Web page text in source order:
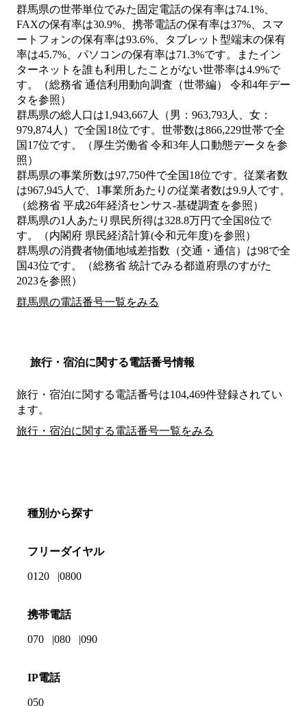
群馬県の世帯単位でみた固定電話の保有率は74.1%、
FAXの保有率は30.9%、携帯電話の保有率は37%、スマ
ートフォンの保有率は93.6%、タブレット型端末の保有
率は45.7%、パソコンの保有率は71.3%です。またイン
ターネットを誰も利用したことがない世帯率は4.9%で
す。（総務省 通信利用動向調査（世帯編） 令和4年デー
タを参照）
群馬県の総人口は1,943,667人（男：963,793人、女：
979,874人）で全国18位です。世帯数は866,229世帯で全
国17位です。（厚生労働省 令和3年人口動態データを参
照）
群馬県の事業所数は97,750件で全国18位です。従業者数
は967,945人で、1事業所あたりの従業者数は9.9人です。
（総務省 平成26年経済センサス‐基礎調査を参照）
群馬県の1人あたり県民所得は328.8万円で全国8位で
す。（内閣府 県民経済計算(令和元年度)を参照）
群馬県の消費者物価地域差指数（交通・通信）は98で全
国43位です。（総務省 統計でみる都道府県のすがた
2023を参照）
群馬県の電話番号一覧をみる
旅行・宿泊に関する電話番号情報
旅行・宿泊に関する電話番号は104,469件登録されてい
ます。
旅行・宿泊に関する電話番号一覧をみる
種別から探す
フリーダイヤル
0120 0800
携帯電話
070 080 090
IP電話
050